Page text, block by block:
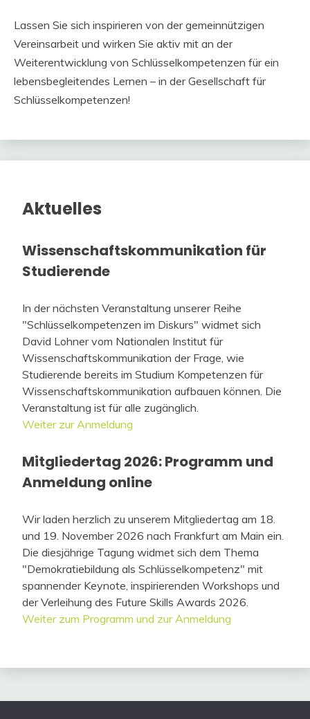
Lassen Sie sich inspirieren von der gemeinnützigen
Vereinsarbeit und wirken Sie aktiv mit an der
Weiterentwicklung von Schlüsselkompetenzen für ein
lebensbegleitendes Lernen – in der Gesellschaft für
Schlüsselkompetenzen!
Aktuelles
Wissenschaftskommunikation für
Studierende
In der nächsten Veranstaltung unserer Reihe
"Schlüsselkompetenzen im Diskurs" widmet sich
David Lohner vom Nationalen Institut für
Wissenschaftskommunikation der Frage, wie
Studierende bereits im Studium Kompetenzen für
Wissenschaftskommunikation aufbauen können. Die
Veranstaltung ist für alle zugänglich.
Weiter zur Anmeldung
Mitgliedertag 2026: Programm und
Anmeldung online
Wir laden herzlich zu unserem Mitgliedertag am 18.
und 19. November 2026 nach Frankfurt am Main ein.
Die diesjährige Tagung widmet sich dem Thema
"Demokratiebildung als Schlüsselkompetenz" mit
spannender Keynote, inspirierenden Workshops und
der Verleihung des Future Skills Awards 2026.
Weiter zum Programm und zur Anmeldung